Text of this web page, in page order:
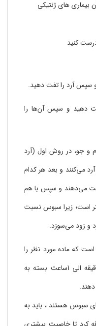
بیماری های ژنتیکی
کنید
و سپس آرد را تفت دهید.
دهید و سپس آن‌ها را
و جو، در روش اول (آرد
می‌کنند و بعد هر کدام
تفت می‌دهند و سپس با هم
است؛ زیرا سبوس نسبت
و زود می‌سوزد.
که ماده مورد نظر را
آسیاب کرده و به مدت حدود 45 دقیقه الی 1ساعت بسته به
سبوس هستند ، باید به